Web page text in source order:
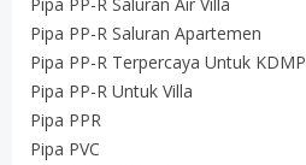
Pipa PP-R Saluran Apartemen
Pipa PP-R Terpercaya Untuk KDMP
Pipa PP-R Untuk Villa
Pipa PPR
Pipa PVC